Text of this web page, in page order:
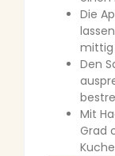
Die
mittig
Den
Mit
Grad